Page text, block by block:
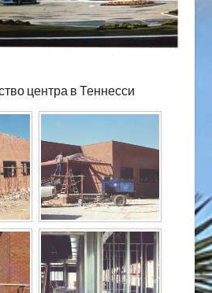
центра в Теннесси